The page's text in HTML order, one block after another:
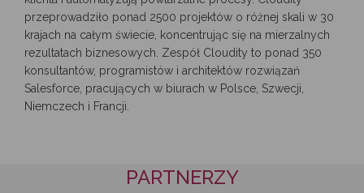
przeprowadziło ponad 2500 projektów o różnej skali w 30
krajach na całym świecie, koncentrując się na mierzalnych
rezultatach biznesowych. Zespół Cloudity to ponad 350
konsultantów, programistów i architektów rozwiązań
Salesforce, pracujących w biurach w Polsce, Szwecji,
Niemczech i Francji.
PARTNERZY